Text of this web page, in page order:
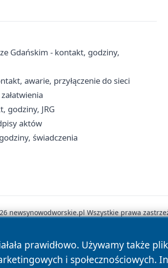
Gdańskim - kontakt, godziny,
awarie, przyłączenie do sieci
godziny, JRG
aktów
świadczenia
prawidłowo. Używamy także
i społecznościowych.
newsynowodworskie.pl Wszystkie prawa
Polityka Prywatności Polityka